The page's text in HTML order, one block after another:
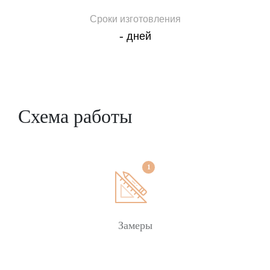
интерьер от выгорания при интенсивном
солнечном освещении.
использования: типа помещения, площади
конструкции, от данного параметра будет зависеть
глубина необходимого профиля. Украина
расположена в двух климатических зонах, для
каждой из которых установлены стандарты
жилых помещениях северной и центральной части
Сроки изготовления
- дней
Схема работы
Замеры